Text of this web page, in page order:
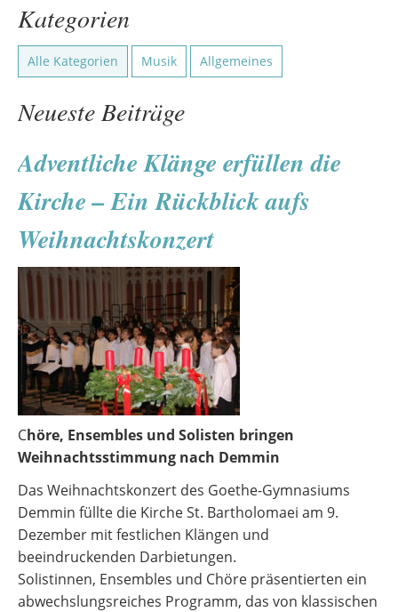
Kategorien
Alle Kategorien Musik Allgemeines
Neueste Beiträge
Adventliche Klänge erfüllen die
Kirche – Ein Rückblick aufs
Weihnachtskonzert
Chöre, Ensembles und Solisten bringen
Weihnachtsstimmung nach Demmin
Das Weihnachtskonzert des Goethe-Gymnasiums
Demmin füllte die Kirche St. Bartholomaei am 9.
Dezember mit festlichen Klängen und
beeindruckenden Darbietungen.
Solistinnen, Ensembles und Chöre präsentierten ein
abwechslungsreiches Programm, das von klassischen